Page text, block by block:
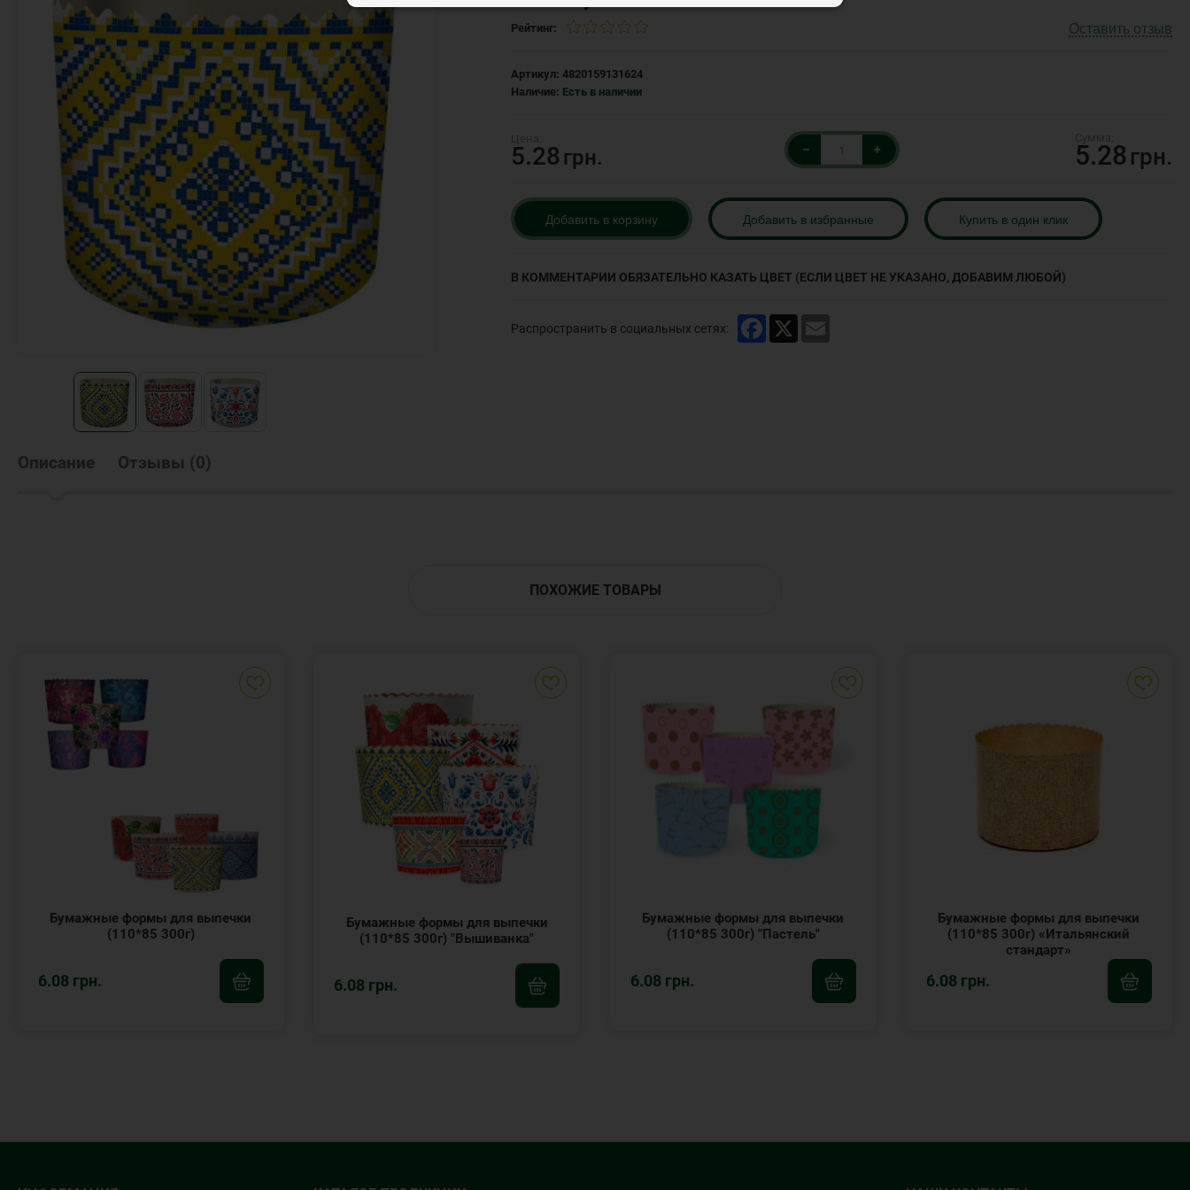
Рейтинг: Оставить отзыв
Артикул:4820159131624
Наличие: Есть в наличии
5.28 грн. – + 5.28 грн.
Добавить в корзину Добавить в избранные Купить в один клик
В КОММЕНТАРИИ ОБЯЗАТЕЛЬНО КАЗАТЬ ЦВЕТ (ЕСЛИ ЦВЕТ НЕ УКАЗАНО, ДОБАВИМ ЛЮБОЙ)
Распространить в социальных сетях: Facebook
Описание Отзывы (0)
ПОХОЖИЕ ТОВАРЫ
Бумажные формы для выпечки
(110*85 300г)
6.08 грн.
Бумажные формы для выпечки
(110*85 300г) "Вышиванка"
6.08 грн.
Бумажные формы для выпечки
(110*85 300г) "Пастель"
6.08 грн.
Бумажные формы для выпечки
(110*85 300г) «Итальянский
стандарт»
6.08 грн.